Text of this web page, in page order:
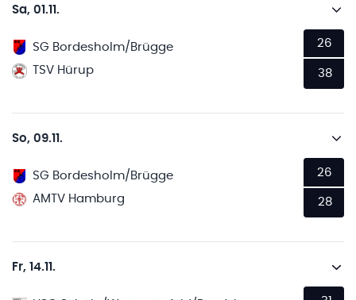
Sa, 01.11.
SG Bordesholm/Brügge
TSV Hürup
26
38
So, 09.11.
SG Bordesholm/Brügge
AMTV Hamburg
26
28
Fr, 14.11.